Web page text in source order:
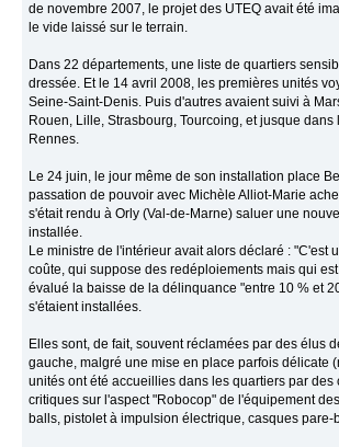
de novembre 2007, le projet des UTEQ avait été
le vide laissé sur le terrain.
Dans 22 départements, une liste de quartiers
dressée. Et le 14 avril 2008, les premières unités
Seine-Saint-Denis. Puis d'autres avaient suivi à
Rouen, Lille, Strasbourg, Tourcoing, et jusque dans
Rennes.
Le 24 juin, le jour même de son installation place
passation de pouvoir avec Michèle Alliot-Marie
s'était rendu à Orly (Val-de-Marne) saluer une
installée.
Le ministre de l'intérieur avait alors déclaré : "C'est
coûte, qui suppose des redéploiements mais qui
évalué la baisse de la délinquance "entre 10 % et
s'étaient installées.
Elles sont, de fait, souvent réclamées par des élus
gauche, malgré une mise en place parfois délicate
unités ont été accueillies dans les quartiers par des
critiques sur l'aspect "Robocop" de l'équipement
balls, pistolet à impulsion électrique, casques